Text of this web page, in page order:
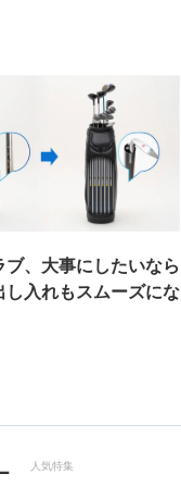
ブ、大事にしたいなら
し入れもスムーズにな
人気特集